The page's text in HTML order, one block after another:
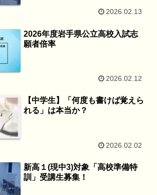
2026.02.13
2026年度岩手県公立高校入試志
願者倍率
2026.02.12
【中学生】「何度も書けば覚えら
れる」は本当か？
2026.02.02
新高１(現中3)対象「高校準備特
訓」受講生募集！